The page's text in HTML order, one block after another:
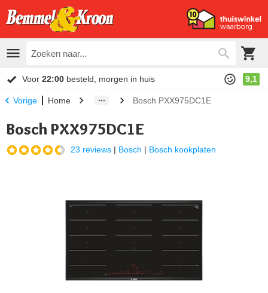
Voor 22:00 besteld, morgen in huis 9,1
Vorige Home Bosch PXX975DC1E
Bosch PXX975DC1E
23 reviews | Bosch | Bosch kookplaten